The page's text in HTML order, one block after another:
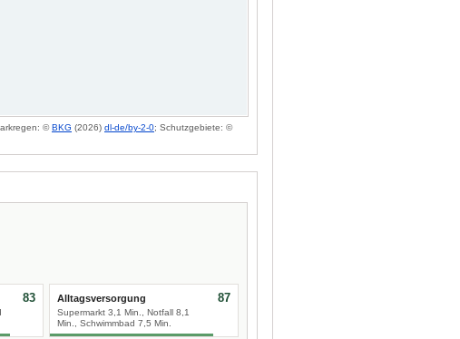
©BKG (2026) dl-de/by-2-0; Schutzgebiete: ©
83 Alltagsversorgung
Supermarkt 3,1 Min., Notfall 8,1
Min., Schwimmbad 7,5 Min.
87